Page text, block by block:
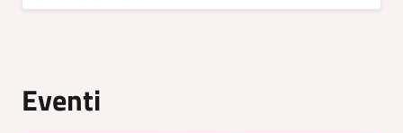
Eventi